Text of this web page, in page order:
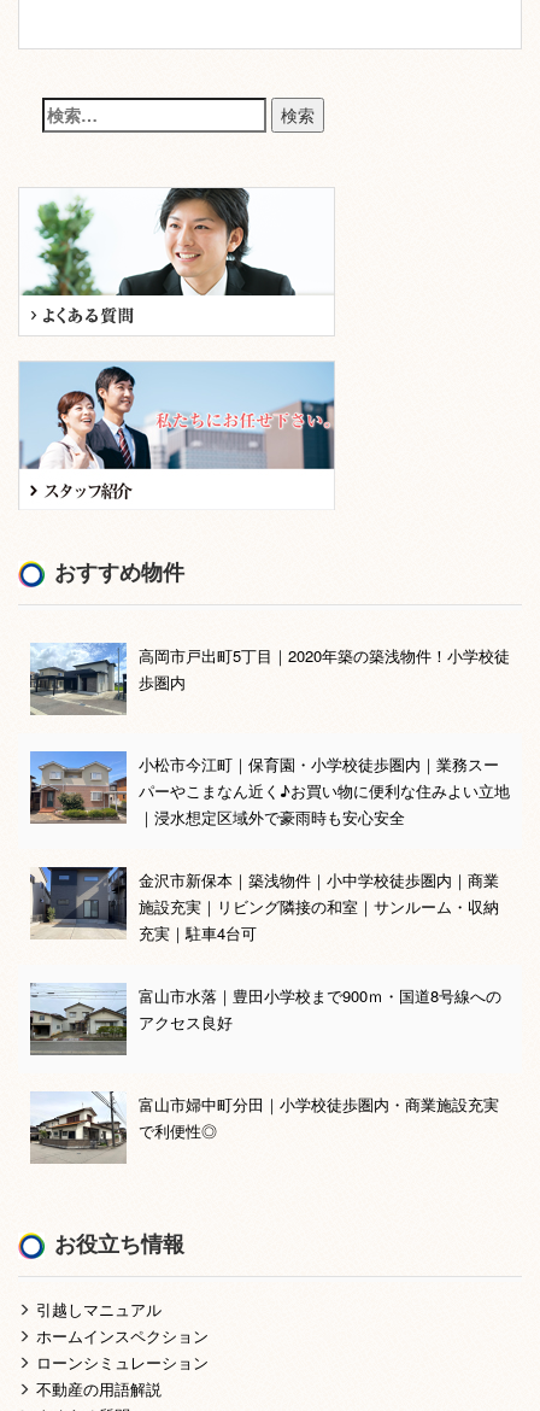
おすすめ物件
高岡市戸出町5丁目｜2020年築の築浅物件！小学校徒
歩圏内
小松市今江町｜保育園・小学校徒歩圏内｜業務スー
パーやこまなん近く♪お買い物に便利な住みよい立地
｜浸水想定区域外で豪雨時も安心安全
金沢市新保本｜築浅物件｜小中学校徒歩圏内｜商業
施設充実｜リビング隣接の和室｜サンルーム・収納
充実｜駐車4台可
富山市水落｜豊田小学校まで900ｍ・国道8号線への
アクセス良好
富山市婦中町分田｜小学校徒歩圏内・商業施設充実
で利便性◎
お役立ち情報
引越しマニュアル
ホームインスペクション
ローンシミュレーション
不動産の用語解説